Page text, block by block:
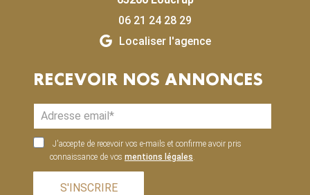
06 21 24 28 29
Localiser l'agence
RECEVOIR NOS ANNONCES
J'accepte de recevoir vos e-mails et confirme avoir pris
connaissance de vos mentions légales.
S'INSCRIRE